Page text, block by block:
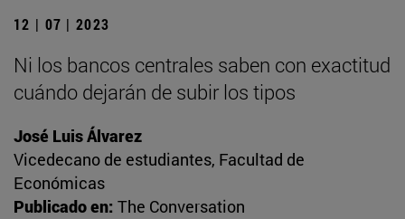
12 | 07 | 2023
Ni los bancos centrales saben con exactitud
cuándo dejarán de subir los tipos
José Luis Álvarez
Vicedecano de estudiantes, Facultad de
Económicas
Publicado en: The Conversation